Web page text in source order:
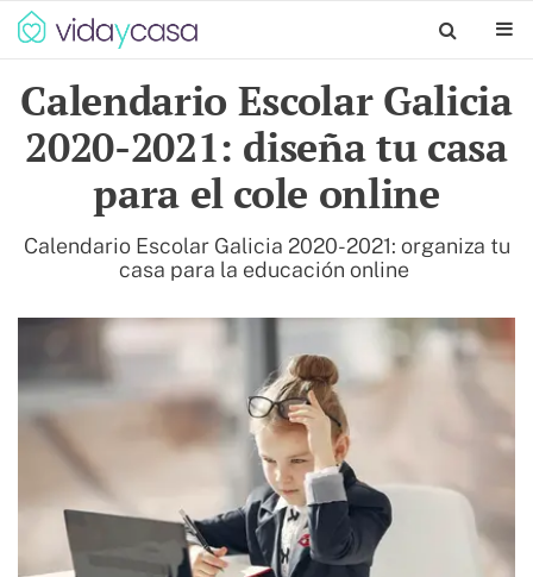
Calendario Escolar Galicia
2020-2021: diseña tu casa
para el cole online
Calendario Escolar Galicia 2020-2021: organiza tu
casa para la educación online